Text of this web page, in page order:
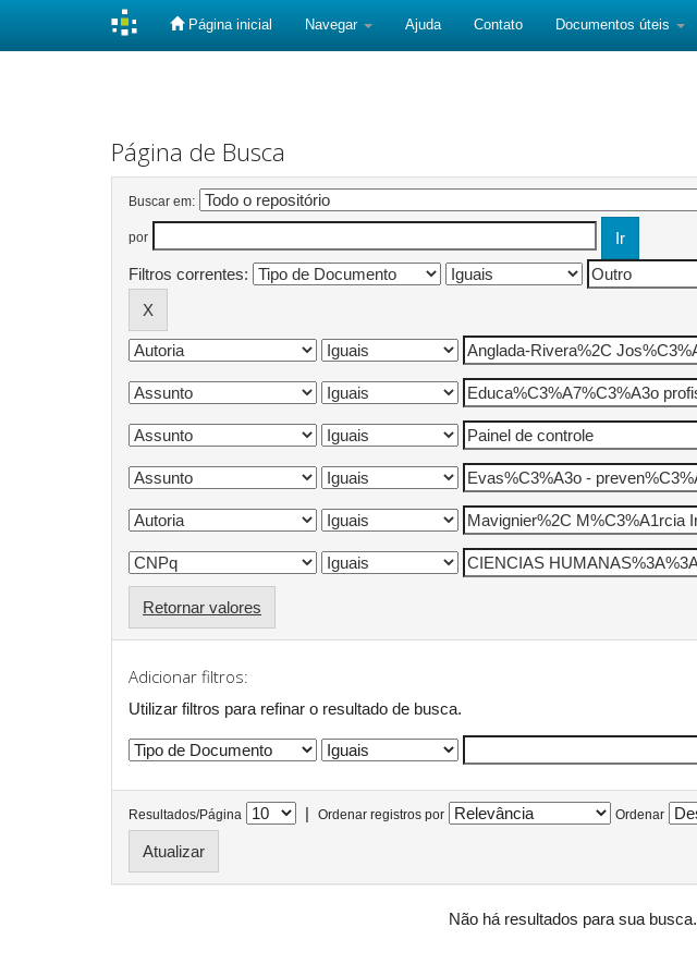
Página inicial Navegar Ajuda Contato Documentos úteis
Página de Busca
Buscar em:
por
Filtros correntes:
Retornar valores
Adicionar filtros:
Utilizar filtros para refinar o resultado de busca.
Resultados/Página | Ordenar registros por Ordenar
Não há resultados para sua busca.